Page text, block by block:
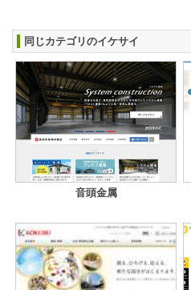
同じカテゴリのイケサイ
音頭金属